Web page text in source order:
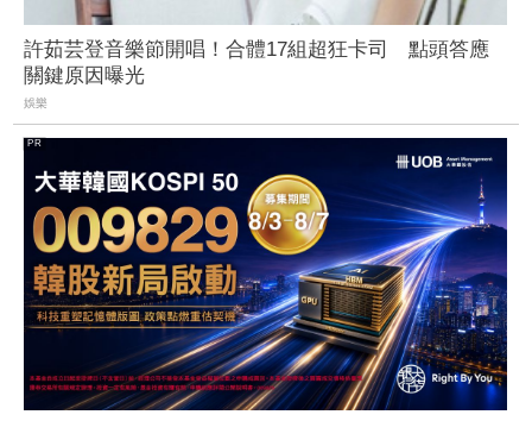
許茹芸登音樂節開唱！合體17組超狂卡司 點頭答應
關鍵原因曝光
娛樂